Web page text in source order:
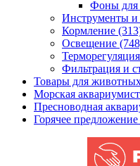
Фоны для
Инструменты и
Кормление
Освещение
Фильтрация и
Товары для
Морская
Пресноводная
Горячее